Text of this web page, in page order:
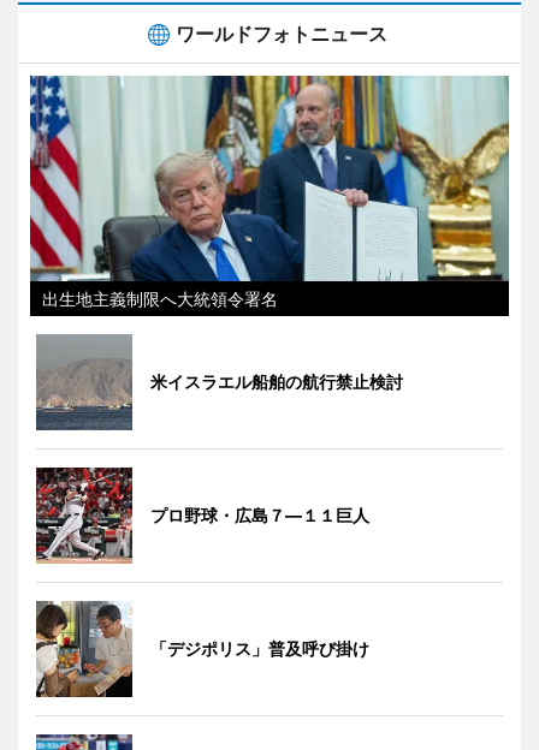
ワールドフォトニュース
出生地主義制限へ大統領令署名
米イスラエル船舶の航行禁止検討
プロ野球・広島７―１１巨人
「デジポリス」普及呼び掛け